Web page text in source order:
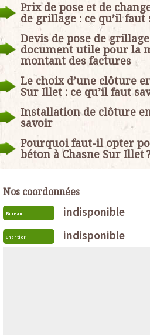
Prix de pose et de
de grillage : ce qu’il faut
Devis de pose de
document utile pour la
montant des factures
Le choix d’une clôture
Sur Illet : ce qu’il faut
Installation de clôture en
savoir
Pourquoi faut-il opter
béton à Chasne Sur Illet
Nos coordonnées
Bureau indisponible
Chantier indisponible